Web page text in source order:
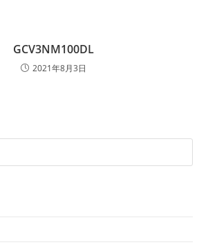
GCV3NM100DL
2021年8月3日